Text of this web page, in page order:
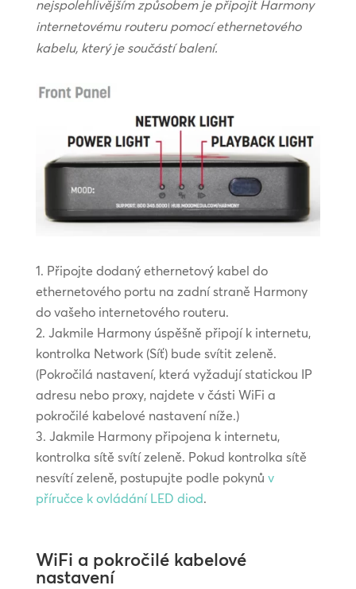
nejspolehlivějším způsobem je připojit Harmony
internetovému routeru pomocí ethernetového
kabelu, který je součástí balení.
Připojte dodaný ethernetový kabel do
ethernetového portu na zadní straně Harmony
do vašeho internetového routeru.
Jakmile Harmony úspěšně připojí k internetu,
kontrolka Network (Síť) bude svítit zeleně.
(Pokročilá nastavení, která vyžadují statickou IP
adresu nebo proxy, najdete v části WiFi a
pokročilé kabelové nastavení níže.)
Jakmile Harmony připojena k internetu,
kontrolka sítě svítí zeleně. Pokud kontrolka sítě
nesvítí zeleně, postupujte podle pokynů v
příručce k ovládání LED diod.
WiFi a pokročilé kabelové
nastavení